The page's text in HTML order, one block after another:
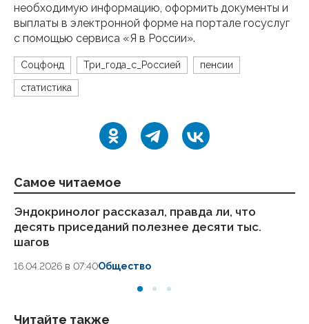
необходимую информацию, оформить документы и
выплаты в электронной форме на портале госуслуг
с помощью сервиса «Я в России».
Соцфонд Три_года_с_Россией пенсии
статистика
Самое читаемое
Эндокринолог рассказал, правда ли, что
десять приседаний полезнее десяти тыс.
шагов
16.04.2026 в 07:40Общество
Читайте также